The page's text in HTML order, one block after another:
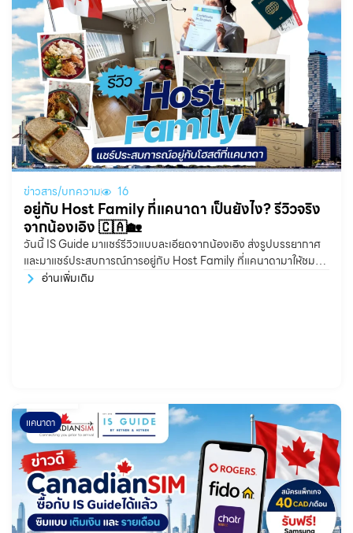
ข่าวสาร/บทความ 16
อยู่กับ Host Family ที่แคนาดา เป็นยังไง? รีวิวจริง
จากน้องเอิง 🇨🇦🏡
วันนี้ IS Guide มาแชร์รีวิวแบบละเอียดจากน้องเอิง ส่งรูปบรรยากาศ
และมาแชร์ประสบการณ์การอยู่กับ Host Family ที่แคนาดามาให้ชมกัน
ค่ะ โฮสต์เป็นยังไงบ้าง? 👩🏻‍🦳👨🏻‍🦳 น้องเอิง: โฮสต์ทั้งสองคนใจดี
อ่านเพิ่มเติม
แคนาดา